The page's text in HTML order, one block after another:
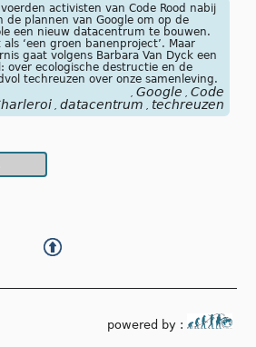
activisten van Code Rood nabij
de plannen van Google om op de
een nieuw datacentrum te bouwen.
‘een groen banenproject’. Maar
gaat volgens Barbara Van Dyck een
over ecologische destructie en de
techreuzen over onze samenleving.
Google
Code
datacentrum techreuzen
powered by :